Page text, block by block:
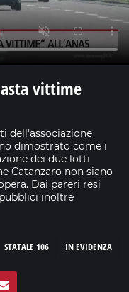
vittime
dell'associazione
dimostrato come i
dei due lotti
Catanzaro non siano
Dai pareri resi
inoltre
IN EVIDENZA
STATALE 106